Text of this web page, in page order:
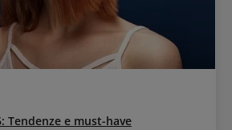
Tendenze e must-have